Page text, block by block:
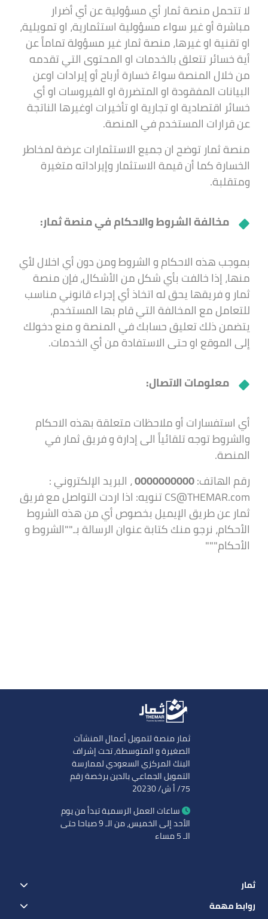
لا تتحمل منصة ثمار أي مسؤولية عن أي أضرار
مباشرة أو غير سواء مسؤولية استثمارية، او تمويلية،
او تقنية او غيرها، منصة ثمار غير مسؤولة تماماً عن
أية خسائر تتعلق بالخدمات او المحتوى التي تقدمه
من خلال المنصة سواءً خسارة أرباح أو إيرادات اوعن
البيانات المفقودة او المتضررة او الفيروسات او أي
خسائر اقتصادية او تجارية او تأخيرات اوغيرها الناتجة
عن قرارات المستخدم في المنصة.
منصة ثمار توضح ان جميع الاستثمارات عرضة لمخاطر
الخسارة كما أن قيمة الاستثمار وإيراداته متغيرة
ومتقلبة.
مخالفة الشروط والاحكام في منصة ثمار:
بموجب هذه الاحكام و الشروط ومن دون أي اخلال لأي
منها، إذا خالفت بأي شكل من الأشكال، فإن منصة
ثمار و فريقها يحق له اتخاذ أي إجراء قانوني مناسب
للتعامل مع المخالفة التي قام بها المستخدم،
يتضمن ذلك تعليق حسابك في المنصة و منع دخولك
إلى الموقع او حتى الاستفادة من أي الخدمات.
معلومات الاتصال:
أي استفسارات أو ملاحظات متعلقة بهذه الاحكام
والشروط توجه تلقائياً الى إدارة و فريق ثمار في
المنصة.
رقم الهاتف:
، البريد الإلكتروني :
CS@THEMAR.com تنويه: اذا اردت التواصل مع فريق
ثمار عن طريق الإيميل بخصوص أي من هذه الشروط
الأحكام، نرجو منك كتابة عنوان الرسالة بـ""الشروط و
الأحكام"""
ثمار منصة لتمويل أعمال المنشآت
الصغيرة و المتوسطة, تحت إشراف
البنك المركزي السعودي لممارسة
التمويل الجماعي بالدين برخصة رقم
75/ أ ش/ 20230
ساعات العمل الرسمية تبدأ من يوم
الأحد إلى الخميس، من الـ 9 صباحا حتى
الـ 5 مساء
ثمار
روابط مهمة